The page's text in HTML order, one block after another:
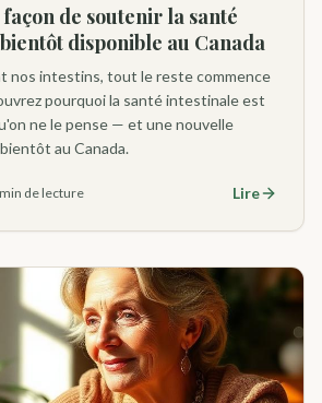
de soutenir la santé
disponible au Canada
nos intestins, tout le reste commence
pourquoi la santé intestinale est
ne le pense — et une nouvelle
au Canada.
de lecture Lire